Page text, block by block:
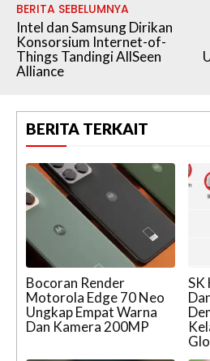
BERITA SEBELUMNYA
Intel dan Samsung Dirikan
Konsorsium Internet-of-
Things Tandingi AllSeen
Alliance
BERITA TERKAIT
Bocoran Render
Motorola Edge 70 Neo
Ungkap Empat Warna
Dan Kamera 200MP
SK